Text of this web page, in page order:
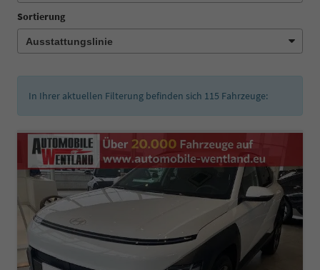
Sortierung
In Ihrer aktuellen Filterung befinden sich 115 Fahrzeuge: